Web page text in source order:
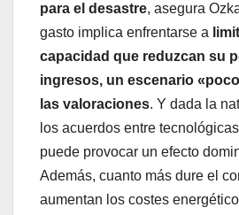
para el desastre, asegura
gasto implica enfrentarse a
capacidad que reduzcan su
ingresos, un escenario
las valoraciones. Y dada la
los acuerdos entre
puede provocar un efecto
Además, cuanto más dure el
aumentan los costes